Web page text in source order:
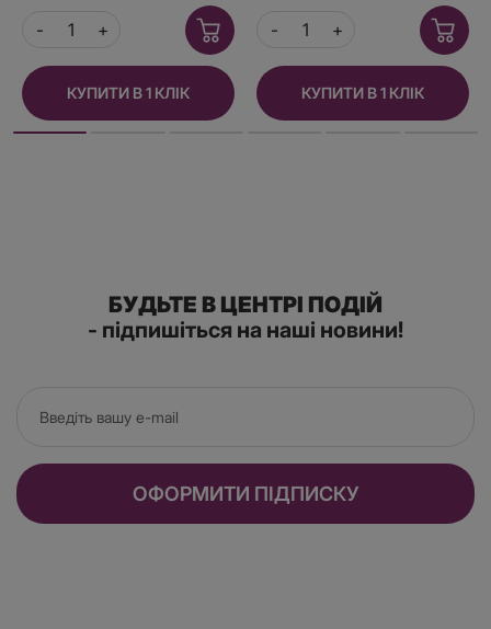
КУПИТИ В 1 КЛІК КУПИТИ В 1 КЛІК
БУДЬТЕ В ЦЕНТРІ ПОДІЙ
- підпишіться на наші новини!
ОФОРМИТИ ПІДПИСКУ